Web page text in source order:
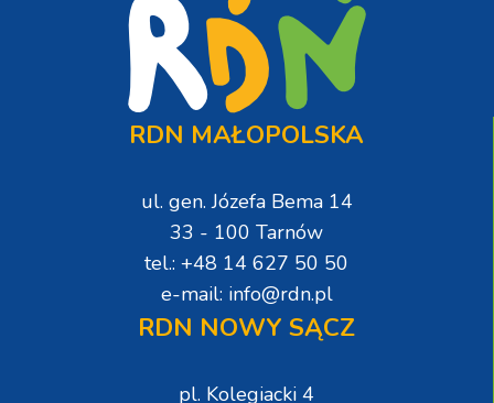
RDN MAŁOPOLSKA
ul. gen. Józefa Bema 14
33 - 100 Tarnów
tel.: +48 14 627 50 50
e-mail: info@rdn.pl
RDN NOWY SĄCZ
pl. Kolegiacki 4